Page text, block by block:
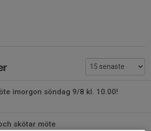
imorgon söndag 9/8 kl. 10.00!
skötar möte